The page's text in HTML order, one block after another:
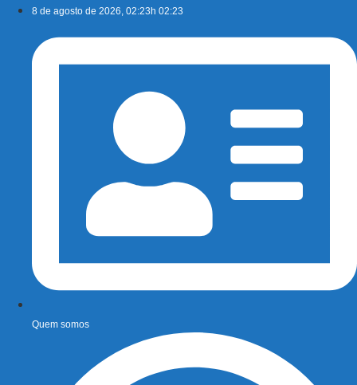
conteúdo
8 de agosto de 2026, 02:23h 02:23
Quem somos